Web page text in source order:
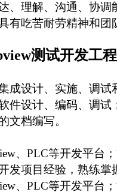
、理解、沟通、协调
有吃苦耐劳精神和团
测试开发工
成设计、实施、调试
件设计、编码、调试
文档编写。
、 PLC等开发平台
发项目经验，熟练掌
、 PLC等开发平台